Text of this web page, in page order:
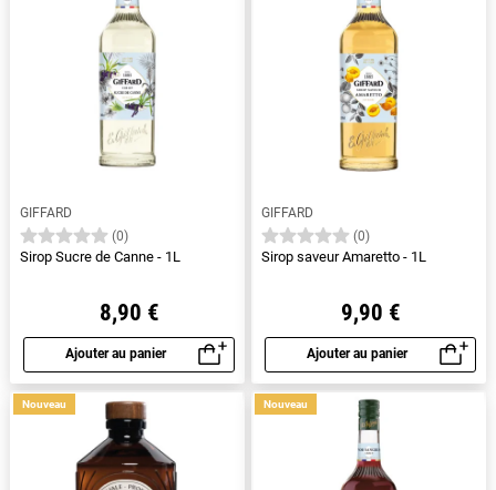
GIFFARD
(0)
Sirop Sucre de Canne - 1L
8,90 €
Ajouter au panier
Aperçu rapide
GIFFARD
(0)
Sirop saveur Amaretto - 1L
9,90 €
Ajouter au panier
Aperçu rapide
Nouveau Nouveau